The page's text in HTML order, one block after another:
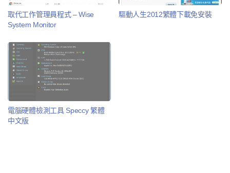
取代工作管理員程式 – Wise
System Monitor
驅動人生2012繁體下載免安裝
電腦硬體檢測工具 Speccy 繁體
中文版